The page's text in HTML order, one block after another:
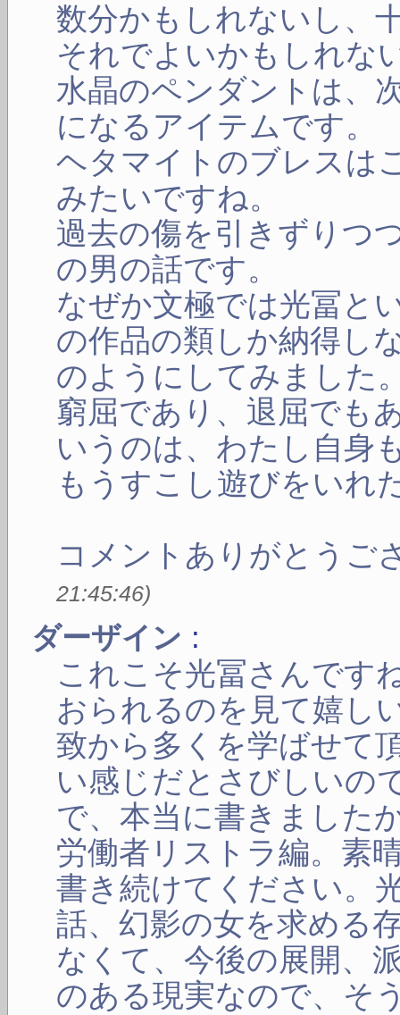
数分かもしれないし、
それでよいかもしれな
水晶のペンダントは、
になるアイテムです。
ヘタマイトのブレスは
みたいですね。
過去の傷を引きずりつ
の男の話です。
なぜか文極では光冨と
の作品の類しか納得し
のようにしてみました
窮屈であり、退屈でも
いうのは、わたし自身
もうすこし遊びをいれ
コメントありがとう
21:45:46)
ダーザイン :
これこそ光冨さんです
おられるのを見て嬉し
致から多くを学ばせて
い感じだとさびしいの
で、本当に書きました
労働者リストラ編。素
書き続けてください。
話、幻影の女を求める
なくて、今後の展開、
のある現実なので、そ